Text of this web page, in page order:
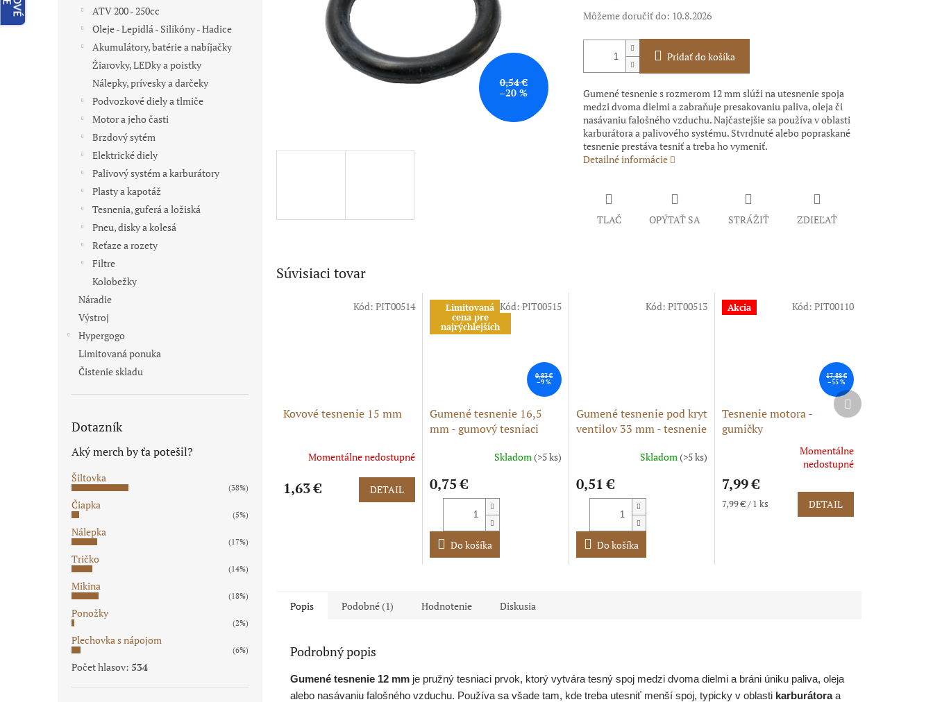
ATV 200 - 250cc
Oleje - Lepidlá - Silikóny - Hadice
Akumulátory, batérie a nabíjačky
Žiarovky, LEDky a poistky
Nálepky, prívesky a darčeky
Podvozkové diely a tlmiče
Motor a jeho časti
Brzdový sytém
Elektrické diely
Palivový systém a karburátory
Plasty a kapotáž
Tesnenia, guferá a ložiská
Pneu, disky a kolesá
Reťaze a rozety
Filtre
Kolobežky
Náradie
Výstroj
Hypergogo
Limitovaná ponuka
Čistenie skladu
Dotazník
Aký merch by ťa potešil?
Šiltovka
(38%)
Čiapka
(5%)
Nálepka
(17%)
Tričko
(14%)
Mikina
(18%)
Ponožky
(2%)
Plechovka s nápojom
(6%)
Počet hlasov: 534
0,54 €
–20 %
Môžeme doručiť do: 10.8.2026
Pridať do košíka
Gumené tesnenie s rozmerom 12 mm slúži na utesnenie spoja
medzi dvoma dielmi a zabraňuje presakovaniu paliva, oleja či
nasávaniu falošného vzduchu. Najčastejšie sa používa v oblasti
karburátora a palivového systému. Stvrdnuté alebo popraskané
tesnenie prestáva tesniť a treba ho vymeniť.
Detailné informácie
TLAČ OPÝTAŤ SA STRÁŽIŤ ZDIEĽAŤ
Súvisiaci tovar
Kovové tesnenie 15 mm
Momentálne nedostupné
1,63 € DETAIL
Kód: PIT00514 Limitovaná
cena pre
najrýchlejších
0,83 €
–9 %
Gumené tesnenie 16,5
mm - gumový tesniaci
Skladom(>5 ks)
0,75 €
Do košíka
Kód: PIT00515
Gumené tesnenie pod kryt
ventilov 33 mm - tesnenie
Skladom(>5 ks)
0,51 €
Do košíka
Kód:PIT00513 Akcia
17,88 €
–55 %
Tesnenie motora -
gumičky
produktu
je
5,0
Momentálne
nedostupné
7,99 €
Jednotková
7,99 € / 1 ks DETAIL
Kód: PIT00110
Ďalší
produkt
Popis Podobné (1) Hodnotenie Diskusia
Podrobný popis
Gumené tesnenie 12 mm je pružný tesniaci prvok, ktorý vytvára tesný spoj medzi dvoma dielmi a bráni úniku paliva, oleja
alebo nasávaniu falošného vzduchu. Používa sa všade tam, kde treba utesniť menší spoj, typicky v oblasti karburátoraa